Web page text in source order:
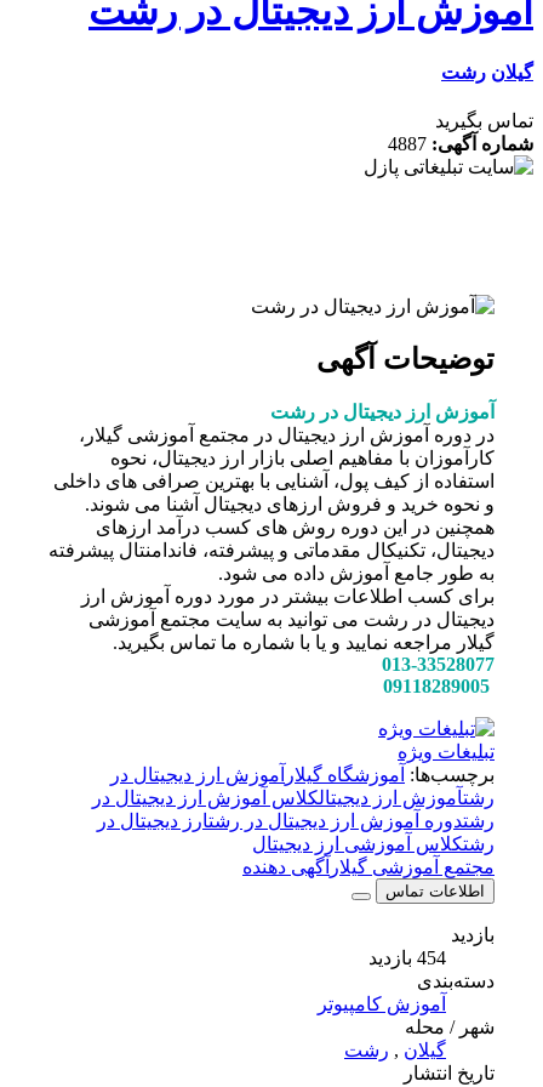
ارز دیجیتال در رشت
رشت
بگیرید
آگهی:4887
توضیحات آگهی
آموزش ارز دیجیتال در رشت
در دوره آموزش ارز دیجیتال در مجتمع آموزشی گیلار،
کارآموزان با مفاهیم اصلی بازار ارز دیجیتال، نحوه
استفاده از کیف پول، آشنایی با بهترین صرافی های داخلی
و نحوه خرید و فروش ارزهای دیجیتال آشنا می شوند.
همچنین در این دوره روش های کسب درآمد ارزهای
دیجیتال، تکنیکال مقدماتی و پیشرفته، فاندامنتال پیشرفته
به طور جامع آموزش داده می شود.
برای کسب اطلاعات بیشتر در مورد دوره آموزش ارز
دیجیتال در رشت می توانید به سایت مجتمع آموزشی
گیلار مراجعه نمایید و یا با شماره ما تماس بگیرید.
013-33528077
تبلیغات ویژه
برچسب‌ها:آموزشگاه گیلار آموزش ارز دیجیتال در
آموزش ارز دیجیتالکلاس آموزش ارز دیجیتال در
دوره آموزش ارز دیجیتال در رشت ارز دیجیتال در
کلاس آموزشی ارز دیجیتال
مجتمع آموزشی گیلار آگهی دهنده
اطلاعات تماس
دسته‌بندی
آموزش کامپیوتر
شهر / محله
,رشت
تاریخ انتشار